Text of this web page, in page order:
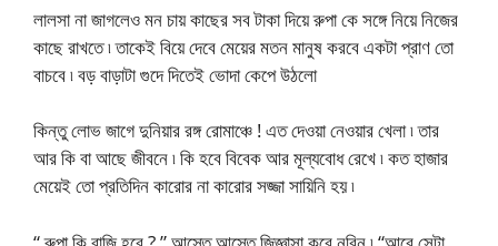
লালসা না জাগলেও মন চায় কাছের সব টাকা দিয়ে রুপা কে সঙ্গে নিয়ে নিজের
কাছে রাখতে ৷ তাকেই বিয়ে দেবে মেয়ের মতন মানুষ করবে একটা প্রাণ তো
বাচবে ৷ বড় বাড়াটা গুদে দিতেই ভোদা কেপে উঠলো
কিন্তু লোভ জাগে দুনিয়ার রঙ্গ রোমাঞ্চে ! এত দেওয়া নেওয়ার খেলা ৷ তার
আর কি বা আছে জীবনে ৷ কি হবে বিবেক আর মূল্যবোধ রেখে ৷ কত হাজার
মেয়েই তো প্রতিদিন কারোর না কারোর সজ্জা সায়িনি হয় ৷